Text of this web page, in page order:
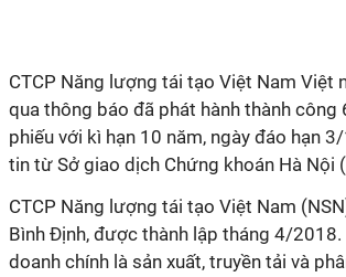
CTCP Năng lượng tái tạo Việt Nam Việt
qua thông báo đã phát hành thành công
phiếu với kì hạn 10 năm, ngày đáo hạn
tin từ Sở giao dịch Chứng khoán Hà Nội
CTCP Năng lượng tái tạo Việt Nam
Bình Định, được thành lập tháng 4/2018.
doanh chính là sản xuất, truyền tải và